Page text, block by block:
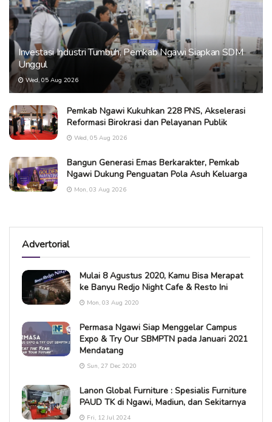
Investasi Industri Tumbuh, Pemkab Ngawi Siapkan SDM
Unggul
Wed, 05 Aug 2026
Pemkab Ngawi Kukuhkan 228 PNS, Akselerasi
Reformasi Birokrasi dan Pelayanan Publik
Wed, 05 Aug 2026
Bangun Generasi Emas Berkarakter, Pemkab
Ngawi Dukung Penguatan Pola Asuh Keluarga
Mon, 03 Aug 2026
Advertorial
Mulai 8 Agustus 2020, Kamu Bisa Merapat
ke Banyu Redjo Night Cafe & Resto Ini
Mon, 03 Aug 2020
Permasa Ngawi Siap Menggelar Campus
Expo & Try Our SBMPTN pada Januari 2021
Mendatang
Sun, 27 Dec 2020
Lanon Global Furniture : Spesialis Furniture
PAUD TK di Ngawi, Madiun, dan Sekitarnya
Fri, 12 Jul 2024